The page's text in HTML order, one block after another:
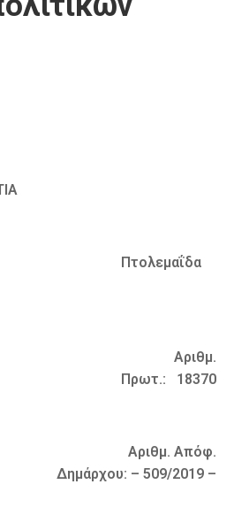
Αριθμ.
Πρωτ.: 18370
Απόφ.
Δημάρχου: – 509/2019 –